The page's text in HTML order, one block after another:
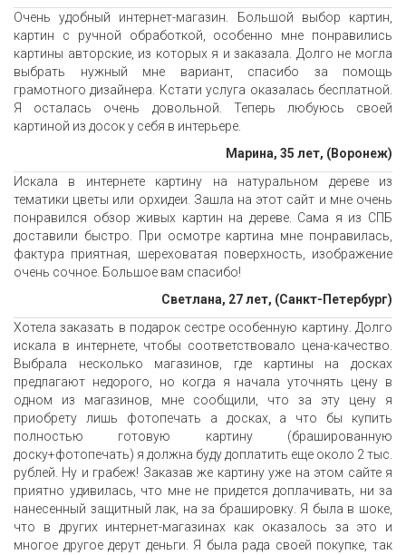
Очень удобный интернет-магазин. Большой выбор картин,
картин с ручной обработкой, особенно мне понравились
картины авторские, из которых я и заказала. Долго не могла
выбрать нужный мне вариант, спасибо за помощь
грамотного дизайнера. Кстати услуга оказалась бесплатной.
Я осталась очень довольной. Теперь любуюсь своей
картиной из досок у себя в интерьере.
Марина, 35 лет, (Воронеж)
Искала в интернете картину на натуральном дереве из
тематики цветы или орхидеи. Зашла на этот сайт и мне очень
понравился обзор живых картин на дереве. Сама я из СПБ
доставили быстро. При осмотре картина мне понравилась,
фактура приятная, шереховатая поверхность, изображение
очень сочное. Большое вам спасибо!
Светлана, 27 лет, (Санкт-Петербург)
Хотела заказать в подарок сестре особенную картину. Долго
искала в интернете, чтобы соответствовало цена-качество.
Выбрала несколько магазинов, где картины на досках
предлагают недорого, но когда я начала уточнять цену в
одном из магазинов, мне сообщили, что за эту цену я
приобрету лишь фотопечать а досках, а что бы купить
полностью готовую картину (брашированную
доску+фотопечать) я должна буду доплатить еще около 2 тыс.
рублей. Ну и грабеж! Заказав же картину уже на этом сайте я
приятно удивилась, что мне не придется доплачивать, ни за
нанесенный защитный лак, на за брашировку. Я была в шоке,
что в других интернет-магазинах как оказалось за это и
многое другое дерут деньги. Я была рада своей покупке, так